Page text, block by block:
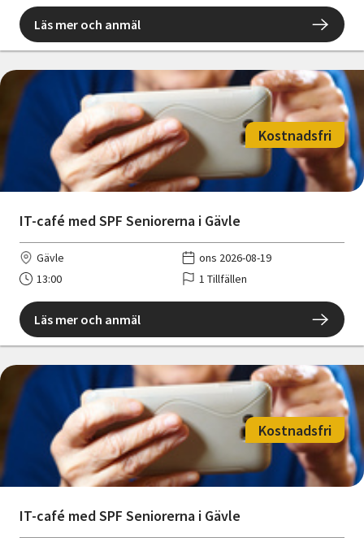
Läs mer och anmäl
IT-café med SPF Seniorerna i Gävle
Kostnadsfri
Gävle
ons 2026-08-19
13:00
1 Tillfällen
Läs mer och anmäl
IT-café med SPF Seniorerna i Gävle
Kostnadsfri